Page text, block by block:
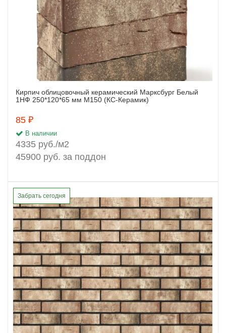
Заказать
Кирпич облицовочный керамический Марксбург Белый
1НФ 250*120*65 мм М150 (КС-Керамик)
85 ₽
В наличии
4335 руб./м2
45900 руб. за поддон
Забрать сегодня